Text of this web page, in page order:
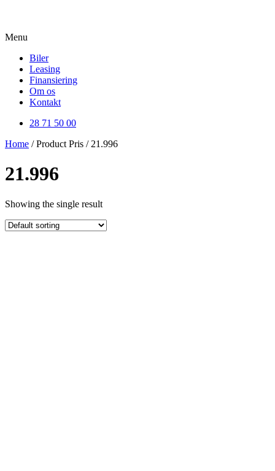
Menu
Biler
Leasing
Finansiering
Om os
Kontakt
28 71 50 00
Home / Product Pris / 21.996
21.996
Showing the single result